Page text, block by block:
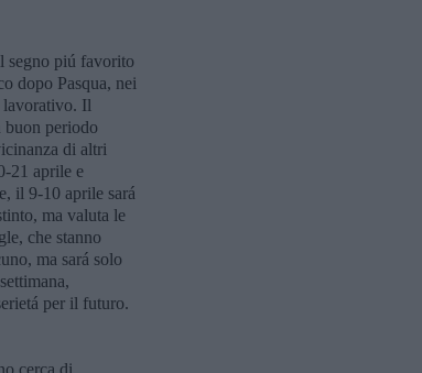
segno piú favorito
dopo Pasqua, nei
lavorativo. Il
buon periodo
di altri
21 aprile e
il 9-10 aprile sará
ma valuta le
che stanno
ma sará solo
per il futuro.
cerca di